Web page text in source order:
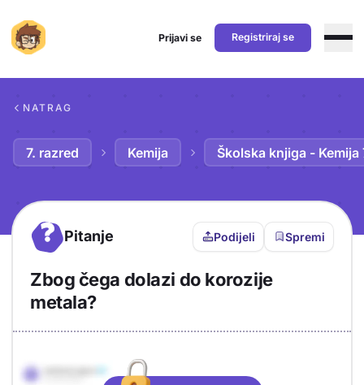
Prijavi se Registriraj se
NATRAG
7. razred Kemija Školska knjiga - Kemija
? Pitanje Podijeli Spremi
Zbog čega dolazi do korozije
metala?
Odgovor
Objašnjenje